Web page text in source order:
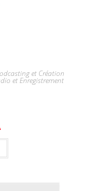
et Création
et Enregistrement